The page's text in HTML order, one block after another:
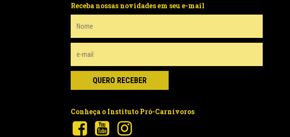
Receba nossas novidades em seu e-mail
Conheça o Instituto Pró-Carnívoros